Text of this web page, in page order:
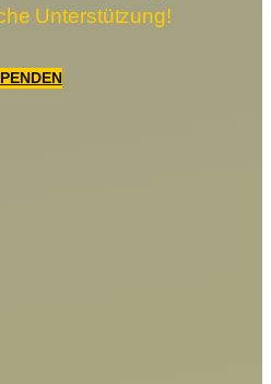
Unterstützung!